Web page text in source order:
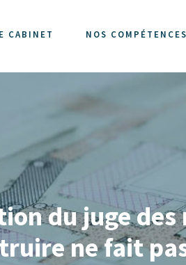
CABINET NOS COMPÉTENCES
du juge
ne fait